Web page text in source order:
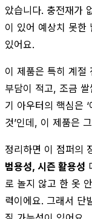
았습니다. 충전재가
이 있어 예상치 못한
있어요.
이 제품은 특히 계절
부담이 적고, 조금
기 아우터의 핵심은
것’인데, 이 제품은
정리하면 이 점퍼의
범용성, 시즌 활용성
로 놀지 않고 한 옷
력이에요. 그래서 단